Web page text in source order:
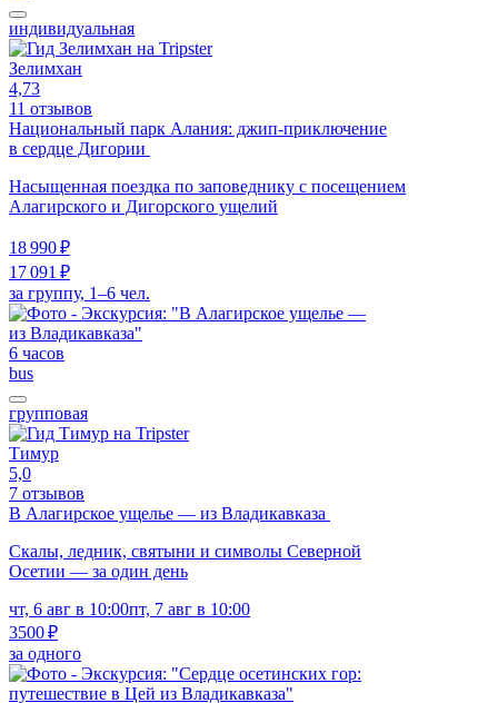
индивидуальная
Зелимхан
4,73
11 отзывов
Национальный парк Алания: джип-приключение
в сердце Дигории
Насыщенная поездка по заповеднику с посещением
Алагирского и Дигорского ущелий
18 990 ₽
17 091 ₽
за группу, 1–6 чел.
6 часов
bus
групповая
Тимур
5,0
7 отзывов
В Алагирское ущелье — из Владикавказа
Скалы, ледник, святыни и символы Северной
Осетии — за один день
чт, 6 авг в 10:00пт, 7 авг в 10:00
3500 ₽
за одного